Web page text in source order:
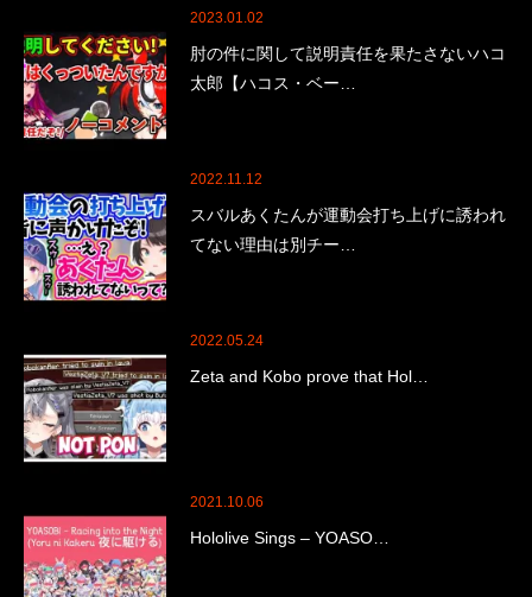
2023.01.02
肘の件に関して説明責任を果たさないハコ
太郎【ハコス・ベー…
2022.11.12
スバルあくたんが運動会打ち上げに誘われ
てない理由は別チー…
2022.05.24
Zeta and Kobo prove that Hol…
2021.10.06
Hololive Sings – YOASO…